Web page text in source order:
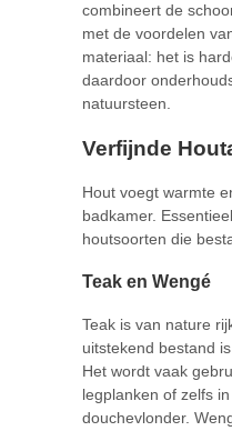
combineert de
met de voordelen
materiaal: het is
daardoor
natuursteen.
Verfijnde
Hout voegt warmte
badkamer.
houtsoorten die
Teak en Wengé
Teak is van nature
uitstekend bestand
Het wordt vaak
legplanken of zelfs
douchevlonder.